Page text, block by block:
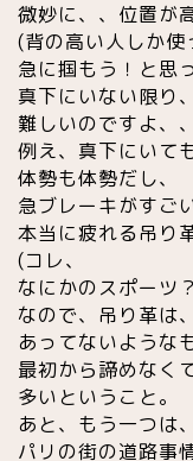
微妙に、、位置が
(背の高い人しか
急に掴もう！と思
真下にいない限り、
難しいのですよ、
例え、真下にいて
体勢も体勢だし、
急ブレーキがすご
本当に疲れる吊り
(コレ、
なにかのスポーツ
なので、吊り革は、
あってないような
最初から諦めなく
多いということ。
あと、もう一つは、
パリの街の道路事